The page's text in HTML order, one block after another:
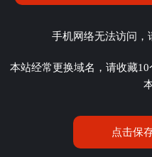
手机网络无法访问，
本站经常更换域名，请收藏
点击保